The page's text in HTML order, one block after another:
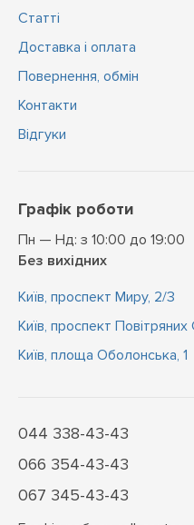
Статті
Доставка і оплата
Повернення, обмін
Контакти
Відгуки
Графік роботи
Пн — Нд: з 10:00 до 19:00
Без вихідних
Київ, проспект Миру, 2/3
Київ, проспект Повітряних
Київ, площа Оболонська, 1
044 338-43-43
066 354-43-43
067 345-43-43